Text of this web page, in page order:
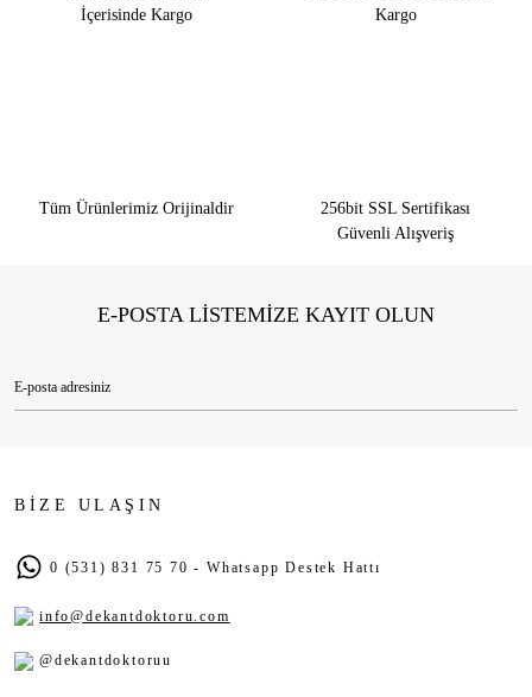
İçerisinde Kargo
Kargo
Tüm Ürünlerimiz Orijinaldir
256bit SSL Sertifikası
Güvenli Alışveriş
E-POSTA LİSTEMİZE KAYIT OLUN
BİZE ULAŞIN
0 (531) 831 75 70 - Whatsapp Destek Hattı
info@dekantdoktoru.com
@dekantdoktoruu